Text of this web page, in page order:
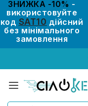
ЗНИЖКА -10% -
використовуйте
код SAT10 дійсний
без мінімального
замовлення